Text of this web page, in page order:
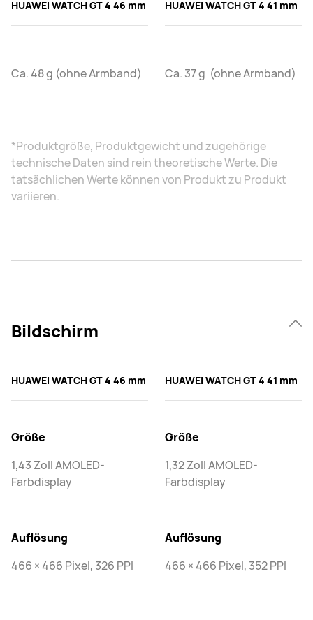
HUAWEI WATCH GT 4 46 mm
Ca. 48 g (ohne Armband)
HUAWEI WATCH GT 4 41 mm
Ca. 37 g (ohne Armband)
*Produktgröße, Produktgewicht und zugehörige
technische Daten sind rein theoretische Werte. Die
tatsächlichen Werte können von Produkt zu Produkt
variieren.
Bildschirm
HUAWEI WATCH GT 4 46 mm
Größe
1,43 Zoll AMOLED-
Farbdisplay
Auflösung
466 × 466 Pixel, 326 PPI
HUAWEI WATCH GT 4 41 mm
Größe
1,32 Zoll AMOLED-
Farbdisplay
Auflösung
466 × 466 Pixel, 352 PPI